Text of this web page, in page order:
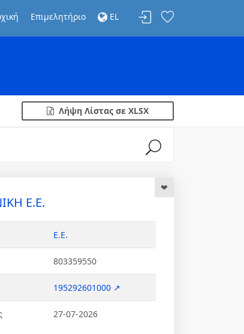
Επιμελητήριο EL
Λήψη Λίστας σε XLSX
Ε.Ε.
Ε.Ε.
803359550
195292601000 ↗
27-07-2026